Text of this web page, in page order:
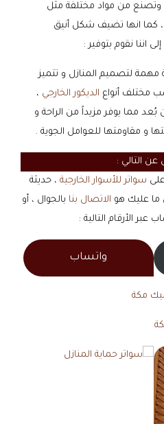
وتصنع من مواد مختلفة مثل
، كما انها تضيف شكل أنيق
اننا نقوم بتوفير :
مهمة لتصميم المنازل و تتميز
مختلف أنواع الديكور الخارجي ،
مما يوفر مزيداً من الراحة و
و مقاومتها للعوامل الجوية .
التالي :
سواتر للأسوار الخارجية ، حديثة
ما عليك هو الاتصال بنا بالجوال ، أو
عبر الأرقام التالية :
واتساب
مكة